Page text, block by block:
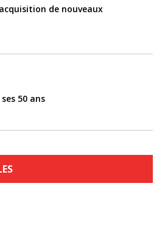
de nouveaux
50 ans